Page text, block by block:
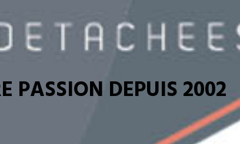
PASSION DEPUIS 2002